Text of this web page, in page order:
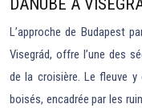
DANUBE À
L’approche de Budapest
Visegrád, offre l’une des
de la croisière. Le fleuve
boisés, encadrée par les